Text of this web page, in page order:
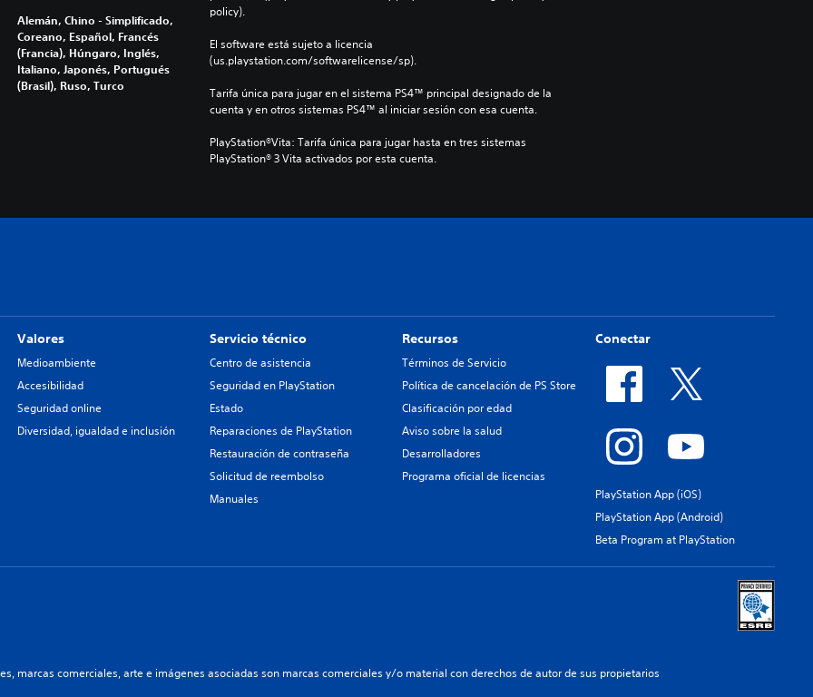
Alemán, Chino - Simplificado,
Coreano, Español, Francés
(Francia), Húngaro, Inglés,
Italiano, Japonés, Portugués
(Brasil), Ruso, Turco
policy).
El software está sujeto a licencia
(us.playstation.com/softwarelicense/sp).
Tarifa única para jugar en el sistema PS4™ principal designado de la
cuenta y en otros sistemas PS4™ al iniciar sesión con esa cuenta.
PlayStation®Vita: Tarifa única para jugar hasta en tres sistemas
PlayStation® 3 Vita activados por esta cuenta.
Valores
Medioambiente
Accesibilidad
Seguridad online
Diversidad, igualdad e inclusión
Servicio técnico
Centro de asistencia
Seguridad en PlayStation
Estado
Reparaciones de PlayStation
Restauración de contraseña
Solicitud de reembolso
Manuales
Recursos
Términos de Servicio
Política de cancelación de PS Store
Clasificación por edad
Aviso sobre la salud
Desarrolladores
Programa oficial de licencias
Conectar
PlayStation App (iOS)
PlayStation App (Android)
Beta Program at PlayStation
marcas comerciales, arte e imágenes asociadas son marcas comerciales y/o material con derechos de autor de sus propietarios